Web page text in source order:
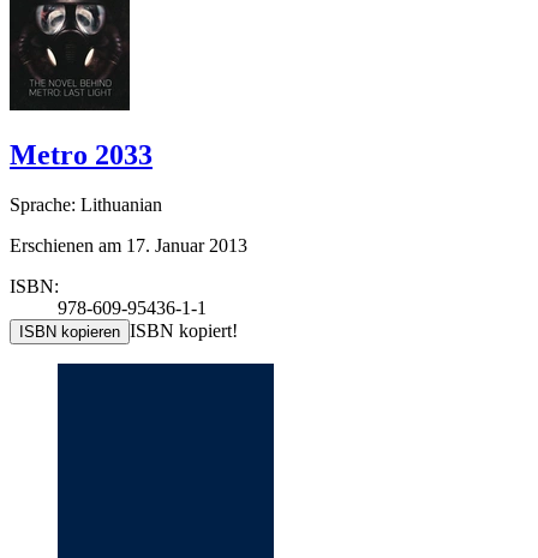
Metro 2033
Sprache: Lithuanian
Erschienen am 17. Januar 2013
ISBN:
978-609-95436-1-1
ISBN kopieren ISBN kopiert!